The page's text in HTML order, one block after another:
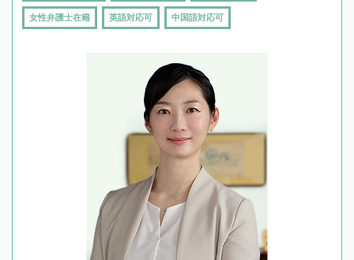
女性弁護士在籍 英語対応可 中国語対応可